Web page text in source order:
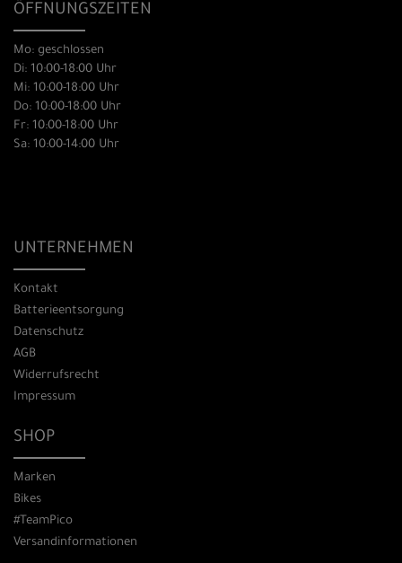
ÖFFNUNGSZEITEN
Mo: geschlossen
Di: 10:00-18:00 Uhr
Mi: 10:00-18:00 Uhr
Do: 10:00-18:00 Uhr
Fr: 10:00-18:00 Uhr
Sa: 10:00-14:00 Uhr
UNTERNEHMEN
Kontakt
Batterieentsorgung
Datenschutz
AGB
Widerrufsrecht
Impressum
SHOP
Marken
Bikes
#TeamPico
Versandinformationen